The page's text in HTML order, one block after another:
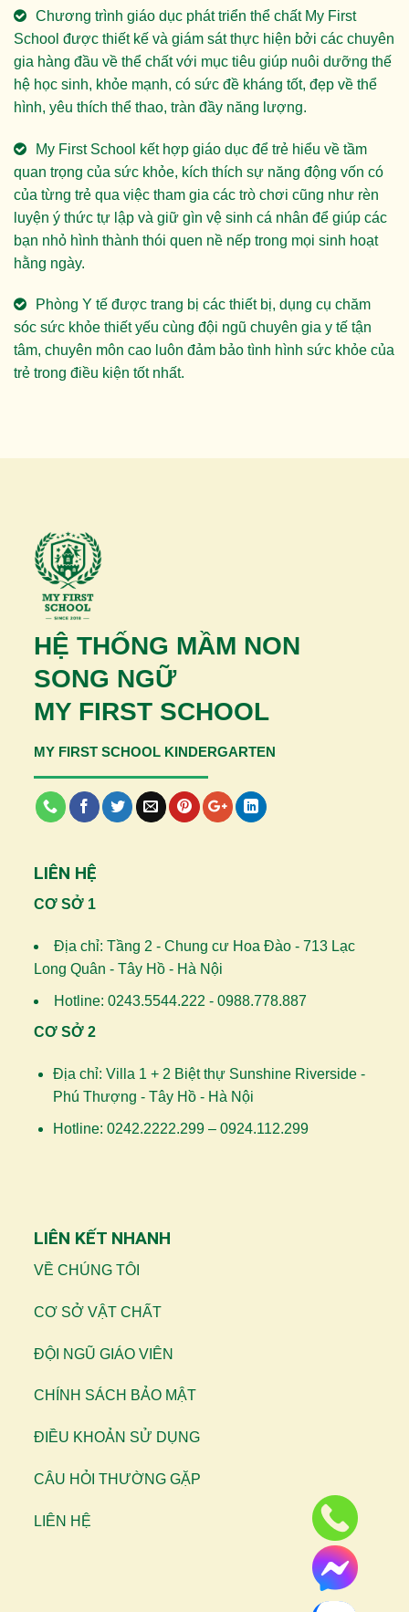
Chương trình giáo dục phát triển thể chất My First
School được thiết kế và giám sát thực hiện bởi các chuyên
gia hàng đầu về thể chất với mục tiêu giúp nuôi dưỡng thế
hệ học sinh, khỏe mạnh, có sức đề kháng tốt, đẹp về thể
hình, yêu thích thể thao, tràn đầy năng lượng.
My First School kết hợp giáo dục để trẻ hiểu về tầm
quan trọng của sức khỏe, kích thích sự năng động vốn có
của từng trẻ qua việc tham gia các trò chơi cũng như rèn
luyện ý thức tự lập và giữ gìn vệ sinh cá nhân để giúp các
bạn nhỏ hình thành thói quen nề nếp trong mọi sinh hoạt
hằng ngày.
Phòng Y tế được trang bị các thiết bị, dụng cụ chăm
sóc sức khỏe thiết yếu cùng đội ngũ chuyên gia y tế tận
tâm, chuyên môn cao luôn đảm bảo tình hình sức khỏe của
trẻ trong điều kiện tốt nhất.
HỆ THỐNG MẦM NON
SONG NGỮ
MY FIRST SCHOOL
MY FIRST SCHOOL KINDERGARTEN
LIÊN HỆ
CƠ SỞ 1
Địa chỉ: Tầng 2 - Chung cư Hoa Đào - 713 Lạc
Long Quân - Tây Hồ - Hà Nội
Hotline: 0243.5544.222 - 0988.778.887
CƠ SỞ 2
Địa chỉ: Villa 1 + 2 Biệt thự Sunshine Riverside -
Phú Thượng - Tây Hồ - Hà Nội
Hotline: 0242.2222.299 – 0924.112.299
LIÊN KẾT NHANH
VỀ CHÚNG TÔI
CƠ SỞ VẬT CHẤT
ĐỘI NGŨ GIÁO VIÊN
CHÍNH SÁCH BẢO MẬT
ĐIỀU KHOẢN SỬ DỤNG
CÂU HỎI THƯỜNG GẶP
LIÊN HỆ